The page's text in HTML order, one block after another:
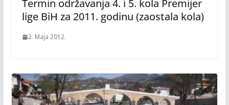
Termin održavanja 4. i 5. kola Premijer
lige BiH za 2011. godinu (zaostala kola)
2. Maja 2012.